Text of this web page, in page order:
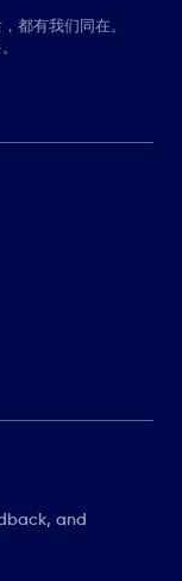
都有我们同在。
and